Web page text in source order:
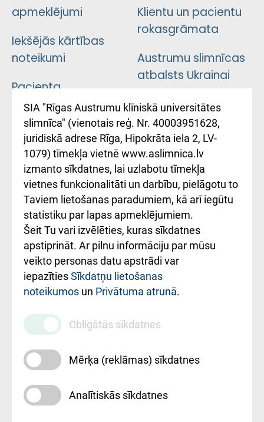
apmeklējumi
Iekšējās kārtības
noteikumi
Pacienta
atsauksmju/sūdzību
iesniegšanas
kārtība
Kā pie mums nokļūt
Rēķinu apmaksas
ceļvedis
Rekvizīti un
ārstniecības
iestādes kods
010000234
Maksas
pakalpojumu
cenrādis
Klientu un pacientu
rokasgrāmata
Austrumu slimnīcas
atbalsts Ukrainai
Підтримка Східної
лікарні та співпраця з
Україною
SIA "Rīgas Austrumu klīniskā universitātes
slimnīca" (vienotais reģ. Nr. 40003951628,
juridiskā adrese Rīga, Hipokrāta iela 2, LV-
1079) tīmekļa vietnē www.aslimnica.lv
izmanto sīkdatnes, lai uzlabotu tīmekļa
vietnes funkcionalitāti un darbību, pielāgotu to
Taviem lietošanas paradumiem, kā arī iegūtu
statistiku par lapas apmeklējumiem.
Šeit Tu vari izvēlēties, kuras sīkdatnes
apstiprināt. Ar pilnu informāciju par mūsu
veikto personas datu apstrādi var
iepazītiesSīkdatņu lietošanas
noteikumos un Privātuma atrunā.
Obligātās sīkdatnes
Mērķa (reklāmas) sīkdatnes
Analītiskās sīkdatnes